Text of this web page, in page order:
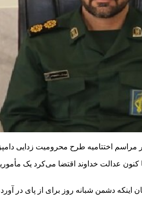
کنون عدالت خداوند اقتضا می‌کرد یک
اینکه دشمن شبانه روز برای از پای در